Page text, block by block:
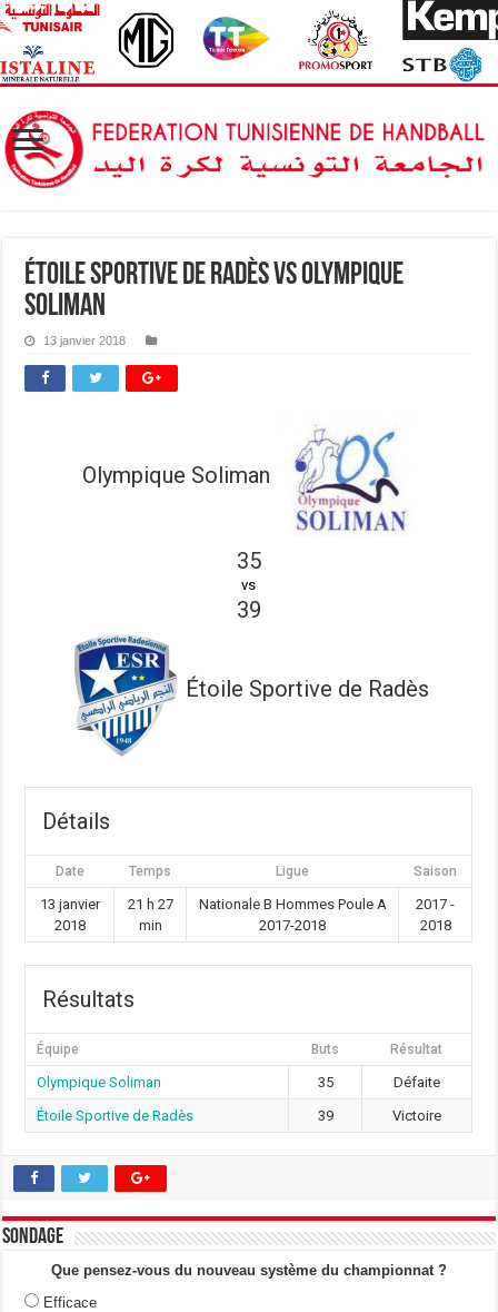
Étoile Sportive de Radès vs Olympique
Soliman
13 janvier 2018
Olympique Soliman
35
vs
39
Étoile Sportive de Radès
Détails
Date Temps Ligue Saison
13 janvier
2018
21 h 27
min
Nationale B Hommes Poule A
2017-2018
2017 -
2018
Résultats
Équipe Buts Résultat
Olympique Soliman 35
Défaite
Étoile Sportive de Radès
39 Victoire
Sondage
Que pensez-vous du nouveau système du championnat ?
Efficace